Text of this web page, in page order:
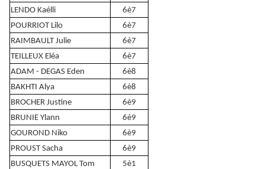
LENDO Kaélli
6è7
POURRIOT Lilo
6è7
RAIMBAULT Julie
6è7
TEILLEUX Eléa
6è7
ADAM - DEGAS Eden
6è8
BAKHTI Alya
6è8
BROCHER Justine
6è9
BRUNIE Ylann
6è9
GOUROND Niko
6è9
PROUST Sacha
6è9
BUSQUETS MAYOL Tom
5è1